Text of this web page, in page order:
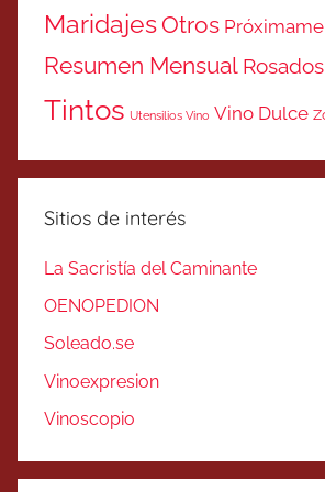
MaridajesOtros
Resumen Mensual Rosados
Tintos Utensilios Vino Vino Dulce
Sitios de interés
La Sacristía del Caminante
OENOPEDION
Soleado.se
Vinoexpresion
Vinoscopio